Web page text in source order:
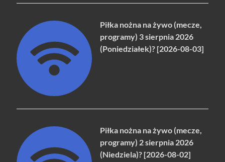
Piłka nożna na żywo (mecze,
programy) 3 sierpnia 2026
(Poniedziałek)? [2026-08-03]
Piłka nożna na żywo (mecze,
programy) 2 sierpnia 2026
(Niedziela)? [2026-08-02]